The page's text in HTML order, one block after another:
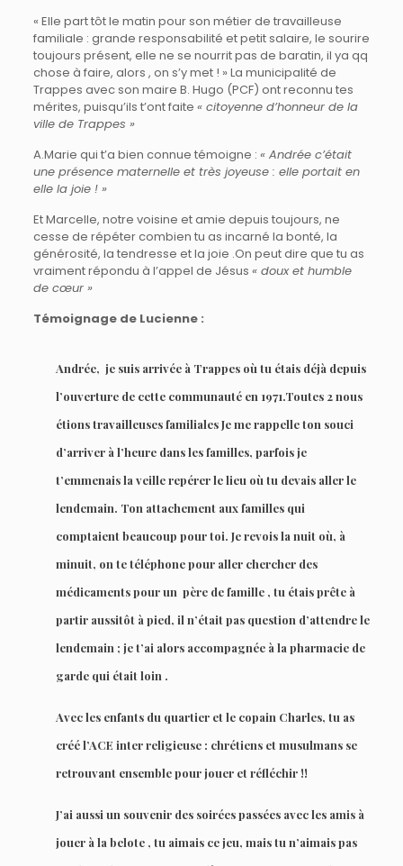
« Elle part tôt le matin pour son métier de travailleuse
familiale : grande responsabilité et petit salaire, le sourire
toujours présent, elle ne se nourrit pas de baratin, il ya qq
chose à faire, alors , on s’y met ! » La municipalité de
Trappes avec son maire B. Hugo (PCF) ont reconnu tes
mérites, puisqu’ils t’ont faite « citoyenne d’honneur de la
ville de Trappes »
A.Marie qui t’a bien connue témoigne : « Andrée c’était
une présence maternelle et très joyeuse : elle portait en
elle la joie ! »
Et Marcelle, notre voisine et amie depuis toujours, ne
cesse de répéter combien tu as incarné la bonté, la
générosité, la tendresse et la joie .On peut dire que tu as
vraiment répondu à l’appel de Jésus « doux et humble
de cœur »
Témoignage de Lucienne :
Andrée, je suis arrivée à Trappes où tu étais déjà depuis
l’ouverture de cette communauté en 1971.Toutes 2 nous
étions travailleuses familiales Je me rappelle ton souci
d’arriver à l’heure dans les familles, parfois je
t’emmenais la veille repérer le lieu où tu devais aller le
lendemain. Ton attachement aux familles qui
comptaient beaucoup pour toi. Je revois la nuit où, à
minuit, on te téléphone pour aller chercher des
médicaments pour un père de famille , tu étais prête à
partir aussitôt à pied, il n’était pas question d’attendre le
lendemain ; je t’ai alors accompagnée à la pharmacie de
garde qui était loin .
Avec les enfants du quartier et le copain Charles, tu as
créé l’ACE inter religieuse : chrétiens et musulmans se
retrouvant ensemble pour jouer et réfléchir !!
J’ai aussi un souvenir des soirées passées avec les amis à
jouer à la belote , tu aimais ce jeu, mais tu n’aimais pas